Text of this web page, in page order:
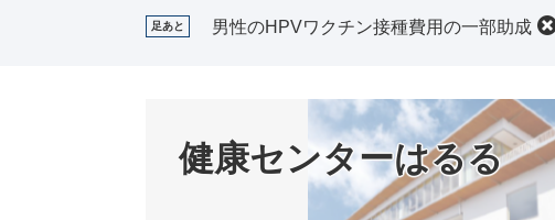
足あと 男性のHPVワクチン接種費用の一部助成
健康センターはるる